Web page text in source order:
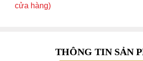
cửa hàng)
THÔNG TIN SẢN